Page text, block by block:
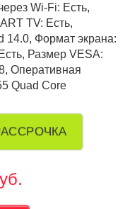
Wi-Fi: Есть,
TV: Есть,
14.0, Формат экрана:
Размер VESA:
Оперативная
Quad Core